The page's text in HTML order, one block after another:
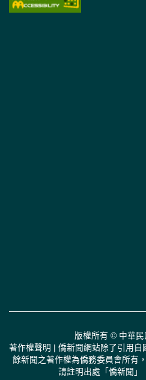
版權所有 © 中華民
著作權聲明 | 僑新聞網站除了引用
餘新聞之著作權為僑務委員會所有
請註明出處「僑新聞」